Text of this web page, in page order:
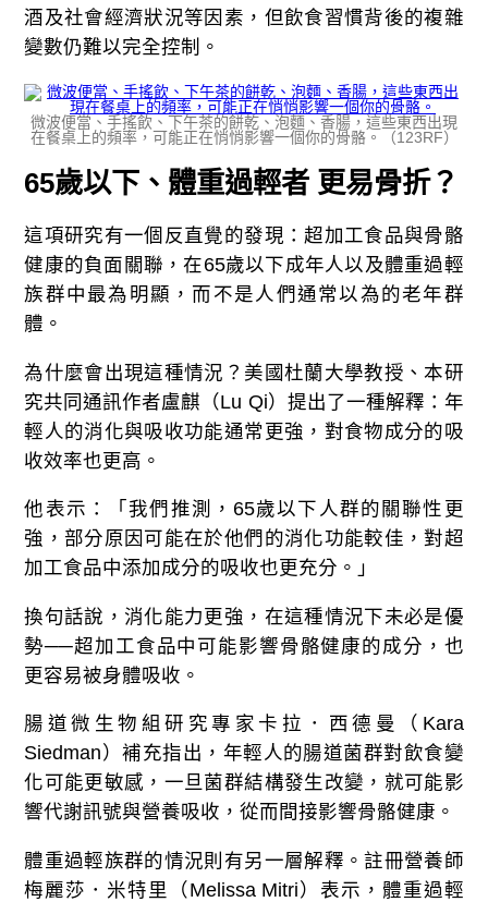
酒及社會經濟狀況等因素，但飲食習慣背後的複雜
變數仍難以完全控制。
微波便當、手搖飲、下午茶的餅乾、泡麵、香腸，這些東西出現
在餐桌上的頻率，可能正在悄悄影響一個你的骨骼。（123RF）
65歲以下、體重過輕者 更易骨折？
這項研究有一個反直覺的發現：超加工食品與骨骼
健康的負面關聯，在65歲以下成年人以及體重過輕
族群中最為明顯，而不是人們通常以為的老年群
體。
為什麼會出現這種情況？美國杜蘭大學教授、本研
究共同通訊作者盧麒（Lu Qi）提出了一種解釋：年
輕人的消化與吸收功能通常更強，對食物成分的吸
收效率也更高。
他表示：「我們推測，65歲以下人群的關聯性更
強，部分原因可能在於他們的消化功能較佳，對超
加工食品中添加成分的吸收也更充分。」
換句話說，消化能力更強，在這種情況下未必是優
勢──超加工食品中可能影響骨骼健康的成分，也
更容易被身體吸收。
腸道微生物組研究專家卡拉．西德曼（Kara
Siedman）補充指出，年輕人的腸道菌群對飲食變
化可能更敏感，一旦菌群結構發生改變，就可能影
響代謝訊號與營養吸收，從而間接影響骨骼健康。
體重過輕族群的情況則有另一層解釋。註冊營養師
梅麗莎．米特里（Melissa Mitri）表示，體重過輕